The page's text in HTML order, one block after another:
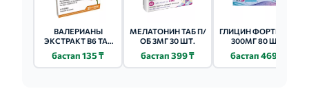
ВАЛЕРИАНЫ
ЭКСТРАКТ В6 ТАБ
бастап 135 ₸
МЕЛАТОНИН ТАБ П/
ОБ 3МГ 30 ШТ.
бастап 399 ₸
ГЛИЦИН ФОРТЕ ТАБ
300МГ 80 ШТ.
бастап 469 ₸